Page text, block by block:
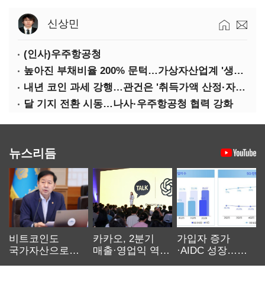
신상민
(인사)우주항공청
높아진 부채비율 200% 문턱…가상자산업계 '생존 시험대'
내년 코인 과세 강행…관건은 '취득가액 산정·자산 이동'
달 기지 전환 시동…나사·우주항공청 협력 강화
뉴스리듬
비트코인도
국가자산으로…'
카카오, 2분기
매출·영업익 역대
가입자 증가
·AIDC 성장…